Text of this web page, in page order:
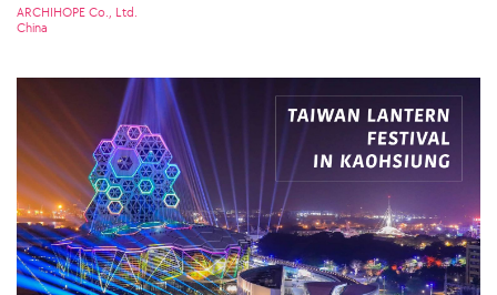
ARCHIHOPE Co., Ltd.
China